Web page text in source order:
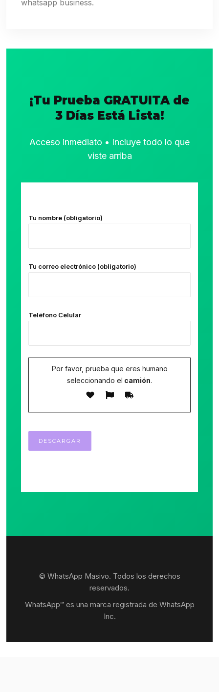
whatsapp business.
¡Tu Prueba GRATUITA de
3 Días Está Lista!
Acceso inmediato • Incluye todo lo que
viste arriba
Tu nombre (obligatorio)
Tu correo electrónico (obligatorio)
Teléfono Celular
Por favor, prueba que eres humano
seleccionando el camión.
© WhatsApp Masivo. Todos los derechos
reservados.
WhatsApp™ es una marca registrada de WhatsApp
Inc.